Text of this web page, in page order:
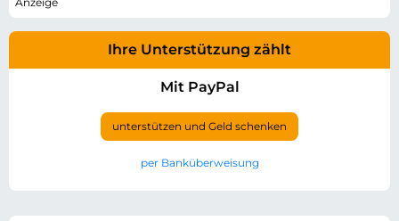
Ihre Unterstützung zählt
Mit PayPal
unterstützen und Geld schenken
per Banküberweisung